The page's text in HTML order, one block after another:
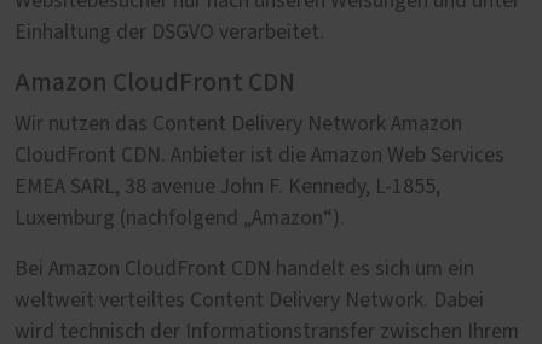
Einhaltung der DSGVO verarbeitet.
Amazon CloudFront CDN
Wir nutzen das Content Delivery Network Amazon
CloudFront CDN. Anbieter ist die Amazon Web Services
EMEA SARL, 38 avenue John F. Kennedy, L-1855,
Luxemburg (nachfolgend „Amazon“).
Bei Amazon CloudFront CDN handelt es sich um ein
weltweit verteiltes Content Delivery Network. Dabei
wird technisch der Informationstransfer zwischen Ihrem